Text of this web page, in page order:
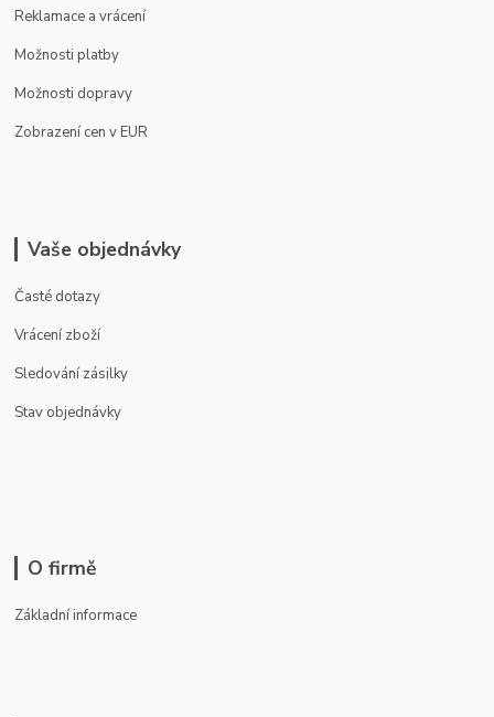
Reklamace a vrácení
Možnosti platby
Možnosti dopravy
Zobrazení cen v EUR
Vaše objednávky
Časté dotazy
Vrácení zboží
Sledování zásilky
Stav objednávky
O firmě
Základní informace